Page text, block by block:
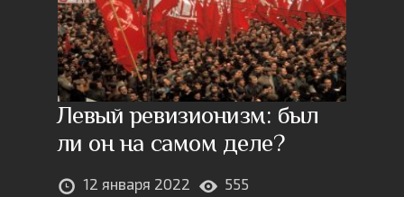
Левый ревизионизм: был
ли он на самом деле?
12 января 2022 555